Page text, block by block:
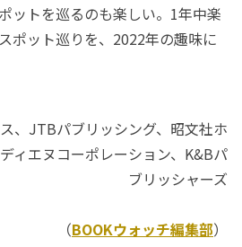
ットを巡るのも楽しい。1年中楽
ポット巡りを、2022年の趣味に
、JTBパブリッシング、昭文社ホ
ィエヌコーポレーション、K&Bパ
ブリッシャーズ
（BOOKウォッチ編集部）